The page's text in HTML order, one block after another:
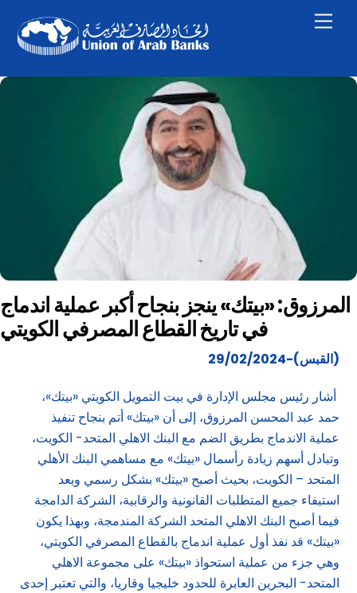
content
المرزوق: «بيتك» ينجز بنجاح أكبر عملية اندماج
في تاريخ القطاع المصرفي الكويتي
(القبس)-29/02/2024
أشار رئيس مجلس الإدارة في بيت التمويل الكويتي «بيتك»،
حمد عبد المحسن المرزوق، إلى أن «بيتك» أتم بنجاح تنفيذ
عملية الاندماج بطريق الضم مع البنك الاهلي المتحد- الكويت،
وتبادل أسهم زيادة رأسمال «بيتك» مع مساهمي البنك الأهلي
المتحد – الكويت، بحيث أصبح «بيتك» بشكل رسمي وبعد
استيفاء جميع المتطلبات القانونية والرقابية، الشركة الدامجة
فيما أصبح البنك الاهلي المتحد الشركة المندمجة، وبهذا يكون
«بيتك» قد نفذ أول عملية اندماج بالقطاع المصرفي الكويتي،
وهي جزء من عملية استحواذ «بيتك» على مجموعة الاهلي
المتحد- البحرين العابرة للحدود خليجيا وقاريا، والتي تعتبر إحدى